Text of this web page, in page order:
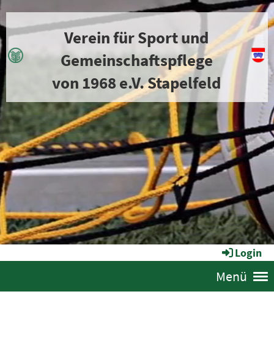
Verein für Sport und
Gemeinschaftspflege
von 1968 e.V. Stapelfeld
Login
Menü